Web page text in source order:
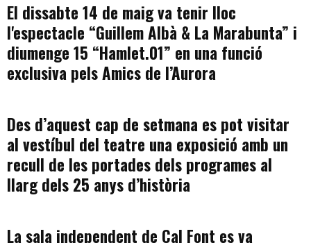
El dissabte 14 de maig va tenir lloc
l'espectacle “Guillem Albà & La Marabunta” i
diumenge 15 “Hamlet.01” en una funció
exclusiva pels Amics de l’Aurora
Des d’aquest cap de setmana es pot visitar
al vestíbul del teatre una exposició amb un
recull de les portades dels programes al
llarg dels 25 anys d’història
La sala independent de Cal Font es va